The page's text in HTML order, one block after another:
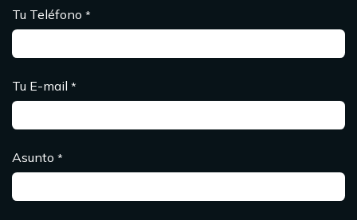
Tu Teléfono *
Tu E-mail *
Asunto *